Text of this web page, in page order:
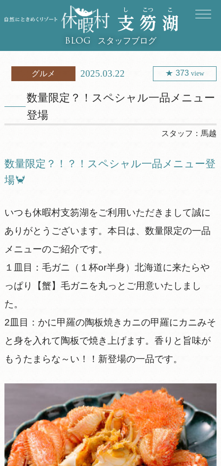
BLOG スタッフブログ
グルメ 2025.03.22 373 view
数量限定？！スペシャル一品メニュー
登場
スタッフ： 馬越
数量限定？！？！スペシャル一品メニュー登
場🦀
いつも休暇村支笏湖をご利用いただきまして誠に
ありがとうございます。本日は、数量限定の一品
メニューのご紹介です。
１皿目：毛ガニ（１杯or半身）北海道に来たらや
っぱり【蟹】毛ガニを丸っとご用意いたしまし
た。
2皿目：かに甲羅の陶板焼きカニの甲羅にカニみそ
と身を入れて陶板で焼き上げます。香りと旨味が
もうたまらな～い！！新登場の一品です。